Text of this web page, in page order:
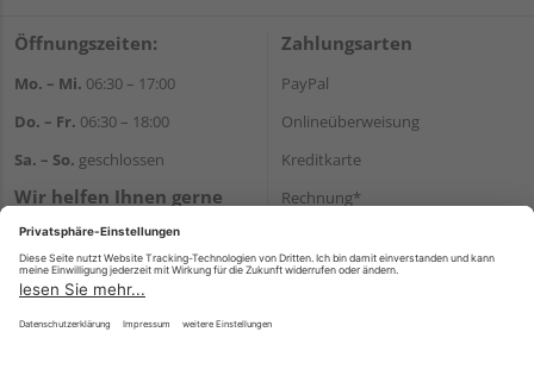
Öffnungszeiten:
Mo. – Mi. 06:30 – 17:00
Do. – Fr. 06:30 – 18:00
Sa. – So. geschlossen
Wir helfen Ihnen gerne
weiter
+49 35723 23123
E-Mail:info@holz-kunze.de
Zahlungsarten
PayPal
Onlineüberweisung
Kreditkarte
Rechnung*
Versand